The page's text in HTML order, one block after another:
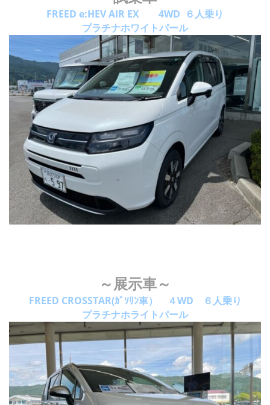
FREED e:HEV AIR EX 4WD ６人乗り
プラチナホワイトパール
～展示車～
FREED CROSSTAR(ｶﾞｿﾘﾝ車） ４WD ６人乗り
プラチナホライトパール